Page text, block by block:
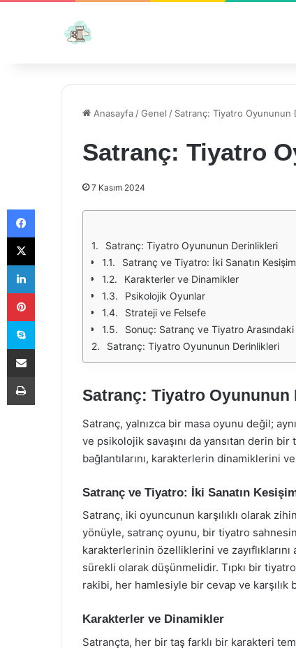
Anasayfa /Genel / Satranç: Tiyatro Oyununun
Satranç: Tiyatro
7 Kasım 2024
Satranç: Tiyatro Oyununun Derinlikleri
Satranç ve Tiyatro: İki Sanatın
Karakterler ve Dinamikler
Psikolojik Oyunlar
Strateji ve Felsefe
Sonuç: Satranç ve Tiyatro Arasındaki
Satranç: Tiyatro Oyununun Derinlikleri
Satranç: Tiyatro Oyununun
Satranç, yalnızca bir masa oyunu değil;
ve psikolojik savaşını da yansıtan derin
bağlantılarını, karakterlerin dinamiklerini
Satranç ve Tiyatro: İki Sanatın
Satranç, iki oyuncunun karşılıklı olarak
yönüyle, satranç oyunu, bir tiyatro
karakterlerinin özelliklerini ve
sürekli olarak düşünmelidir. Tıpkı bir
rakibi, her hamlesiyle bir cevap ve karşılık
Karakterler ve Dinamikler
Satrançta, her bir taş farklı bir karakteri
Facebook
X
LinkedIn
Pinterest
Skype
E-Posta ile paylaş